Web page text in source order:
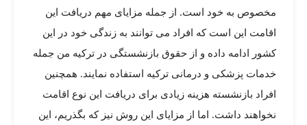
مخصوص به خود است. از جمله مزایای مهم دریافت این
اقامت این است که افراد می توانند به زندگی خود در این
کشور ادامه داده و از حقوق بازنشستگی در ترکیه من جمله
خدمات پزشکی و درمانی ترکیه استفاده نمایند. همچنین
افراد بازنشسته هزینه زیادی برای دریافت این نوع اقامت
نخواهند داشت. اما از مزایای این روش نیز که بگذریم، این